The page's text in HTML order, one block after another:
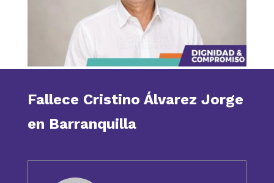
Fallece Cristino Álvarez Jorge
en Barranquilla